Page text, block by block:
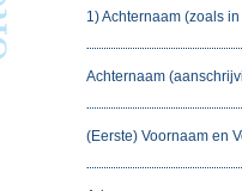
1) Achternaam (zoals
Achternaam
(Eerste) Voornaam en